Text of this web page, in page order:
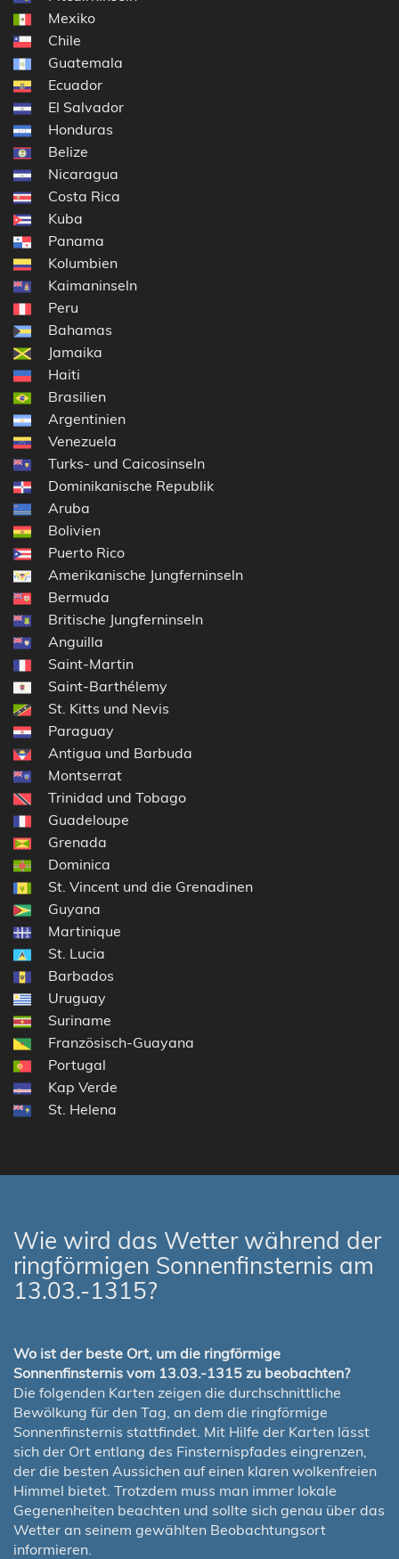
Mexiko
Chile
Guatemala
Ecuador
El Salvador
Honduras
Belize
Nicaragua
Costa Rica
Kuba
Panama
Kolumbien
Kaimaninseln
Peru
Bahamas
Jamaika
Haiti
Brasilien
Argentinien
Venezuela
Turks- und Caicosinseln
Dominikanische Republik
Aruba
Bolivien
Puerto Rico
Amerikanische Jungferninseln
Bermuda
Britische Jungferninseln
Anguilla
Saint-Martin
Saint-Barthélemy
St. Kitts und Nevis
Paraguay
Antigua und Barbuda
Montserrat
Trinidad und Tobago
Guadeloupe
Grenada
Dominica
St. Vincent und die Grenadinen
Guyana
Martinique
St. Lucia
Barbados
Uruguay
Suriname
Französisch-Guayana
Portugal
Kap Verde
St. Helena
Wie wird das Wetter während der
ringförmigen Sonnenfinsternis am
13.03.-1315?
Wo ist der beste Ort, um die ringförmige
Sonnenfinsternis vom 13.03.-1315 zu beobachten?
Die folgenden Karten zeigen die durchschnittliche
Bewölkung für den Tag, an dem die ringförmige
Sonnenfinsternis stattfindet. Mit Hilfe der Karten lässt
sich der Ort entlang des Finsternispfades eingrenzen,
der die besten Aussichen auf einen klaren wolkenfreien
Himmel bietet. Trotzdem muss man immer lokale
Gegenenheiten beachten und sollte sich genau über das
Wetter an seinem gewählten Beobachtungsort
informieren.